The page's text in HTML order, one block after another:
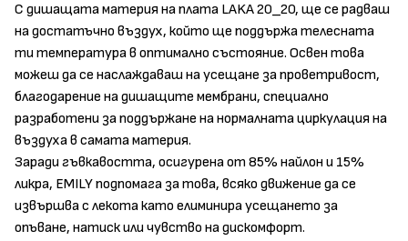
С дишащата материя на плата LAKA 20_20, ще се радваш
на достатъчно въздух, който ще поддържа телесната
ти температура в оптимално състояние. Освен това
можеш да се наслаждаваш на усещане за проветривост,
благодарение на дишащите мембрани, специално
разработени за поддържане на нормалната циркулация на
въздуха в самата материя.
Заради гъвкавостта, осигурена от 85% найлон и 15%
ликра, EMILY подпомага за това, всяко движение да се
извършва с лекота като елиминира усещането за
опъване, натиск или чувство на дискомфорт.